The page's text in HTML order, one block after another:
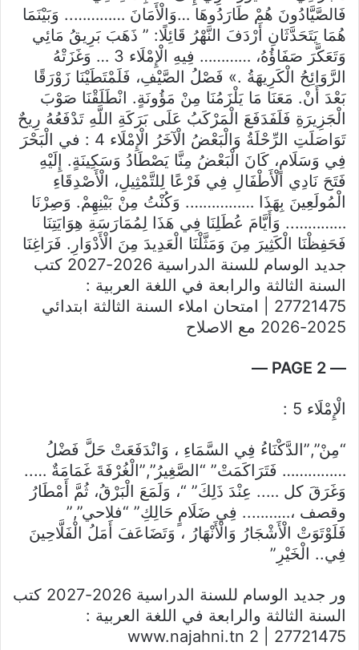
فَالصَّيَّادُونَ هُمْ طَارَدُوهَا …وَالْأَمَانَ ………….. وَبَيْنَمَا
هُمَا يَتَحَدَّثَانِ أَرْدَفَ النَّهْرُ قَائِلًا: ” ذَهَبَ بَرِيقُ مَائِي
وَتَعَكَّرَ صَفَاؤُهُ، ………… فِيهِ الْإِمْلَاء 3 … وَغَزَتْهُ
الرَّوَائِحُ الْكَرِيهَةُ .» فَصْلُ الصَّيْفِ، فَلَمْتَطَيْنَا زَوْرَقًا
بَعْدَ أَنْ. مَعَنَا مَا يَلْزَمُنَا مِنْ مَؤُونَةٍ. انْطَلَقْنَا صَوْبَ
الْجَزِيرَةِ فَلَفَدَفَعَ الْمَرْكَبُ عَلَى بَرَكَةِ اللَّهِ تَدْفَعُهُ رِيحٌ
تَوَاصَلَتِ الرِّحْلَةُ وَالْبَعْضُ الْآخَرُ الْإِمْلَاء 4 : في الْبَحْرَ
فِي وَسَلَامٍ، كَانَ الْبَعْضُ مِنَّا يَصْطَادُ وَسَكِينَةٍ. إِلَيْهِ
فَتَحَ نَادِي الْأَطْفَالِ فِي فَرْعًا لِلتَّمْثِيلِ، الْأَصْدِقَاءِ
الْمُولَعِينَ بِهَذَا ……………. وَكُنْتُ مِنْ بَيْنِهِمْ. وَصِرْنَا
………….. وَأَيَّامَ عُطَلِنَا فِي هَذَا لِمُمَارَسَةِ هِوَايَتِنَا
فَحَفِظْنَا الْكَثِيرَ مِنَ وَمَثَّلْنَا الْعَدِيدَ مِنَ الْأَدْوَارِ. فَرَاغِنَا
جديد الوسام للسنة الدراسية 2026-2027 كتب
السنة الثالثة والرابعة في اللغة العربية :
27721475 | امتحان املاء السنة الثالثة ابتدائي
2025-2026 مع الاصلاح
— PAGE 2 —
الْإِمْلَاء 5 :
“مِنْ”,”الدَّكْنَاءُ فِي السَّمَاءِ ، وَانْدَفَعَتْ حَلَّ فَضْلُ
…………… فَتَرَاكَمَتْ” “الصَّغِيرُ”,”الْغُرْفَةَ غَمَامَةٌ …..
وَغَرَقَ كل ….. عِنْدَ ذَلِكَ” “، وَلَمَعَ الْبَرْقُ، ثُمَّ أَمْطَارُ
وقصف ،……….. فِي ضَلَامٍ حَالِكِ” “فلاحي”,”
فَلَوْتَوَتْ الْأَشْجَارُ وَالْأَنْهَارُ ، وَتَضَاعَفَ أَمَلُ الْفَلَّاحِينَ
فِي.. الْخَيْرِ”
ور
جديد الوسام للسنة الدراسية 2026-2027 كتب
السنة الثالثة والرابعة في اللغة العربية :
27721475 | 2
www.najahni.tn